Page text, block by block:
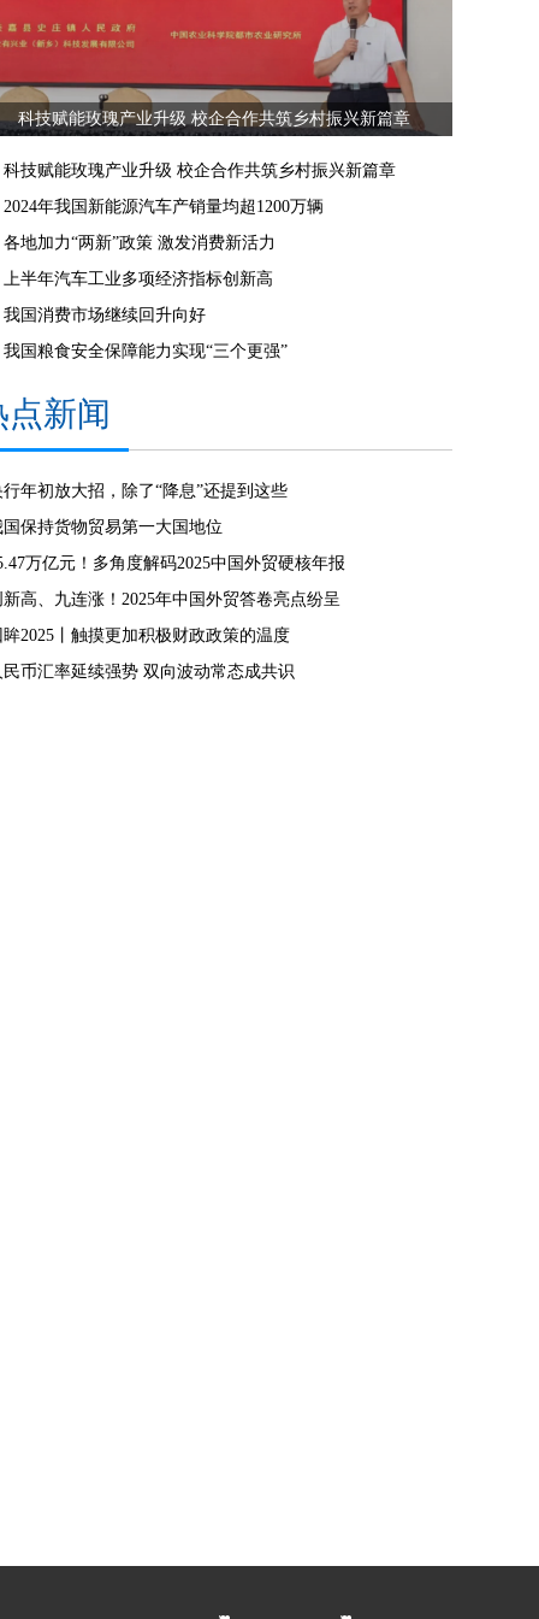
科技赋能玫瑰产业升级 校企合作共筑乡村振兴新篇章
科技赋能玫瑰产业升级 校企合作共筑乡村振兴新篇章
2024年我国新能源汽车产销量均超1200万辆
各地加力“两新”政策 激发消费新活力
上半年汽车工业多项经济指标创新高
我国消费市场继续回升向好
我国粮食安全保障能力实现“三个更强”
点新闻
行年初放大招，除了“降息”还提到这些
国保持货物贸易第一大国地位
万亿元！多角度解码2025中国外贸硬核年报
新高、九连涨！2025年中国外贸答卷亮点纷呈
眸2025丨触摸更加积极财政政策的温度
民币汇率延续强势 双向波动常态成共识